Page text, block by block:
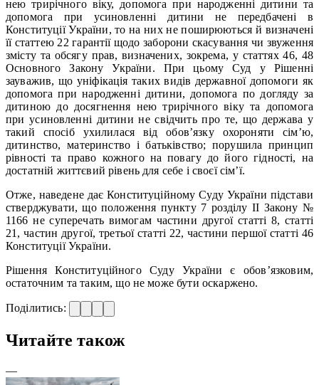
нею трирічного віку, допомога при народженні дитини та
допомога при усиновленні дитини не передбачені в
Конституції України, то на них не поширюються й визначені
її статтею 22 гарантії щодо заборони скасування чи звуження
змісту та обсягу прав, визначених, зокрема, у статтях 46, 48
Основного Закону України. При цьому Суд у Рішенні
зауважив, що уніфікація таких видів державної допомоги як
допомога при народженні дитини, допомога по догляду за
дитиною до досягнення нею трирічного віку та допомога
при усиновленні дитини не свідчить про те, що держава у
такий спосіб ухилилася від обов’язку охороняти сім’ю,
дитинство, материнство і батьківство; порушила принцип
рівності та право кожного на повагу до його гідності, на
достатній життєвий рівень для себе і своєї сім’ї.
Отже, наведене дає Конституційному Суду України підстави
стверджувати, що положення пункту 7 розділу ІІ Закону №
1166 не суперечать вимогам частини другої статті 8, статті
21, частин другої, третьої статті 22, частини першої статті 46
Конституції України.
Рішення Конституційного Суду України є обов’язковим,
остаточним та таким, що не може бути оскаржено.
Поділитись:
Читайте також
—